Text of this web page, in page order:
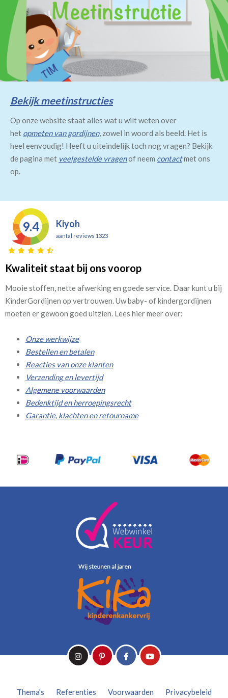
Bekijk meetinstructies
Op onze website staat alles wat u wilt weten over
het opmeten van gordijnen, zowel in woord als beeld. Het is
heel eenvoudig! Heeft u uiteindelijk toch nog vragen? Bekijk
de pagina met veelgestelde vragenof neem contactmet ons
op.
9.4 Kiyoh
aantal reviews 1323
Kwaliteit staat bij ons voorop
Mooie stoffen, nette afwerking en goede service. Daar kunt u bij
KinderGordijnen op vertrouwen. Uw baby- of kindergordijnen
moeten er gewoon goed uitzien. Lees hier meer over:
Onze werkwijze
Bestellen en betalen
Reacties van onze klanten
Verzending en levertijd
Algemene voorwaarden
Bedenktijd en herroepingsrecht
Garantie, klachten en retourname
Thema's Referenties Voorwaarden Privacybeleid